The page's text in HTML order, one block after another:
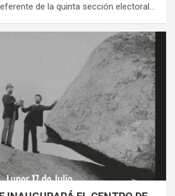
de la quinta sección electoral…